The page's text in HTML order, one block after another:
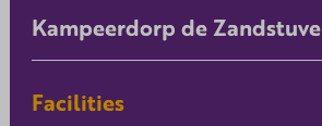
Kampeerdorp de Zandstuve
Facilities